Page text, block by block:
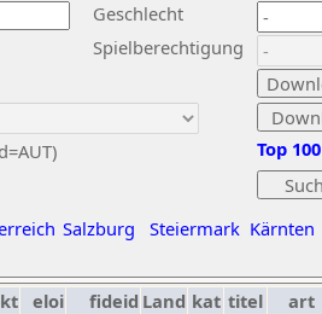
Geschlecht
Spielberechtigung
Salzburg Steiermark Kärnten
Top 100
eloi fideid Land kat titel art